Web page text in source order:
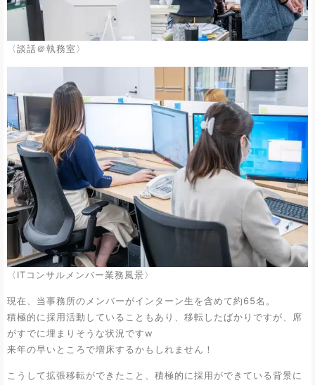
〈談話＠執務室〉
〈ITコンサルメンバー業務風景〉
現在、当事務所のメンバーがインターン生を含めて約65名。
積極的に採用活動していることもあり、移転したばかりですが、席
がすでに埋まりそうな状況ですw
来年の早いところで増床するかもしれません！
こうして拡張移転ができたこと、積極的に採用ができている背景に